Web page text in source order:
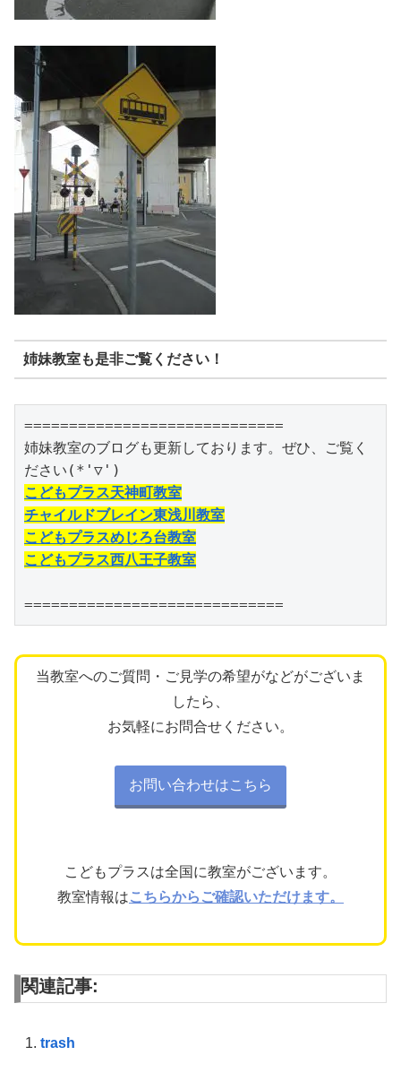
姉妹教室も是非ご覧ください！
=============================
姉妹教室のブログも更新しております。ぜひ、ご覧く
こどもプラス天神町教室
チャイルドブレイン東浅川教室
こどもプラスめじろ台教室
こどもプラス西八王子教室
=============================
当教室へのご質問・ご見学の希望がなどがございま
したら、
お気軽にお問合せください。
お問い合わせはこちら
こどもプラスは全国に教室がございます。
教室情報はこちらからご確認いただけます。
関連記事:
trash